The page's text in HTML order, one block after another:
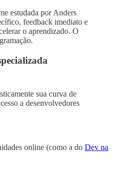
estudada por Anders
feedback imediato e
o aprendizado. O
sua curva de
a desenvolvedores
online (como a do Dev na